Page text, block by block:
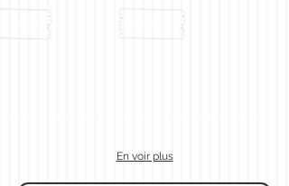
En voir plus